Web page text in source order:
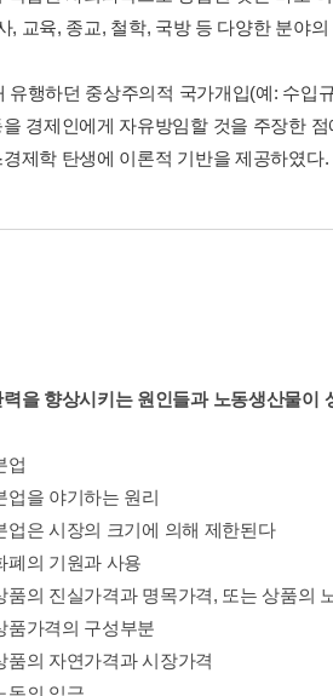
, 교육, 종교, 철학, 국방 등 다양한 분야
유행하던 중상주의적 국가개입(예: 수입
경제인에게 자유방임할 것을 주장한
제학 탄생에 이론적 기반을 제공하였다.
을 향상시키는 원인들과 노동생산물이
업
업을 야기하는 원리
업은 시장의 크기에 의해 제한된다
폐의 기원과 사용
품의 진실가격과 명목가격, 또는 상품의
품가격의 구성부분
품의 자연가격과 시장가격